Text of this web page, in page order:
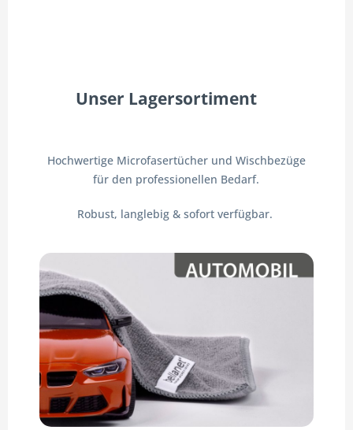
Unser Lagersortiment
Hochwertige Microfasertücher und Wischbezüge
für den professionellen Bedarf.
Robust, langlebig & sofort verfügbar.